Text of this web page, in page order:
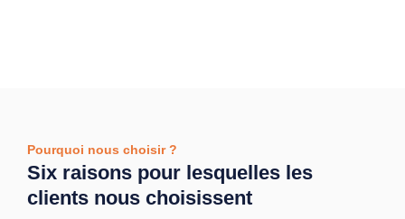
Pourquoi nous choisir ?
Six raisons pour lesquelles les
clients nous choisissent